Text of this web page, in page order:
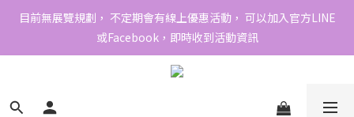
目前無展覽規劃， 不定期會有線上優惠活動， 可以加入官方LINE
或Facebook，即時收到活動資訊